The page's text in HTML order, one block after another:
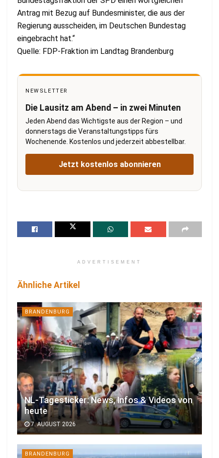
Antrag mit Bezug auf Bundesminister, die aus der
Regierung ausscheiden, im Deutschen Bundestag
eingebracht hat.“
Quelle: FDP-Fraktion im Landtag Brandenburg
NEWSLETTER
Die Lausitz am Abend – in zwei Minuten
Jeden Abend das Wichtigste aus der Region – und
donnerstags die Veranstaltungstipps fürs
Wochenende. Kostenlos und jederzeit abbestellbar.
Jetzt kostenlos abonnieren
ADVERTISEMENT
Ähnliche Artikel
BRANDENBURG
NL-Tagesticker: News, Infos & Videos von
heute
7. AUGUST 2026
BRANDENBURG